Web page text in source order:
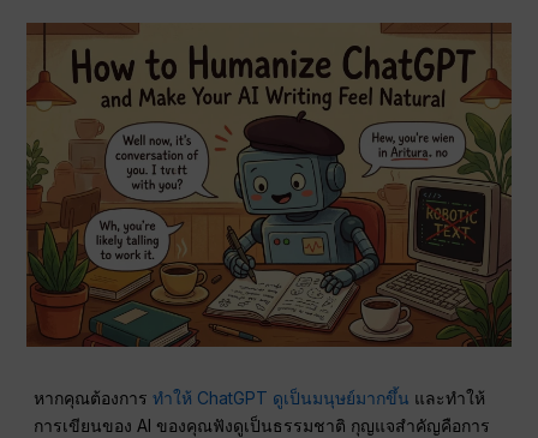
หากคุณต้องการทำให้ ChatGPT ดูเป็นมนุษย์มากขึ้น และทำให้
การเขียนของ AI ของคุณฟังดูเป็นธรรมชาติ กุญแจสำคัญคือการ